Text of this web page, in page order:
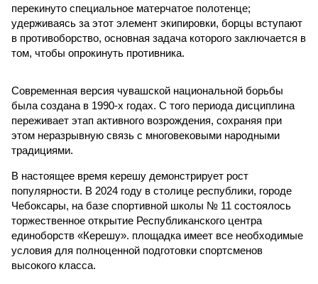
перекинуто специальное матерчатое полотенце;
удерживаясь за этот элемент экипировки, борцы вступают
в противоборство, основная задача которого заключается в
том, чтобы опрокинуть противника.
Современная версия чувашской национальной борьбы
была создана в 1990-х годах. С того периода дисциплина
переживает этап активного возрождения, сохраняя при
этом неразрывную связь с многовековыми народными
традициями.
В настоящее время керешу демонстрирует рост
популярности. В 2024 году в столице республики, городе
Чебоксары, на базе спортивной школы № 11 состоялось
торжественное открытие Республиканского центра
единоборств «Керешу». площадка имеет все необходимые
условия для полноценной подготовки спортсменов
высокого класса.